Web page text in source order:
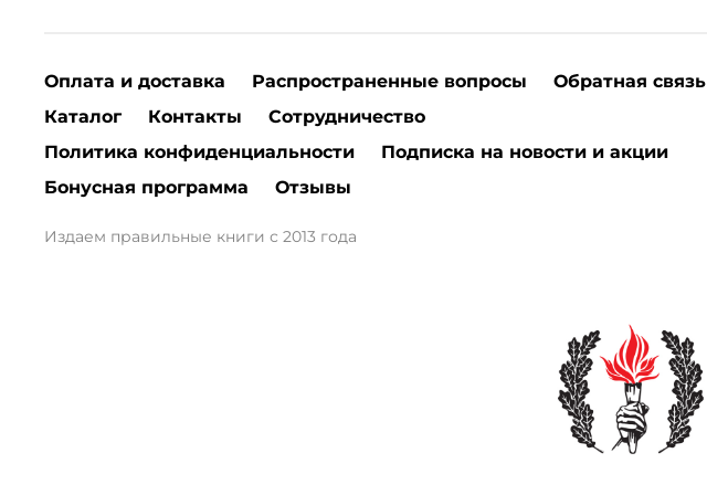
Оплата и доставка Распространенные вопросы
Обратная связь
Каталог
Контакты
Сотрудничество
Политика конфиденциальности
Подписка на новости и акции
Бонусная программа
Отзывы
Издаем правильные книги с 2013 года